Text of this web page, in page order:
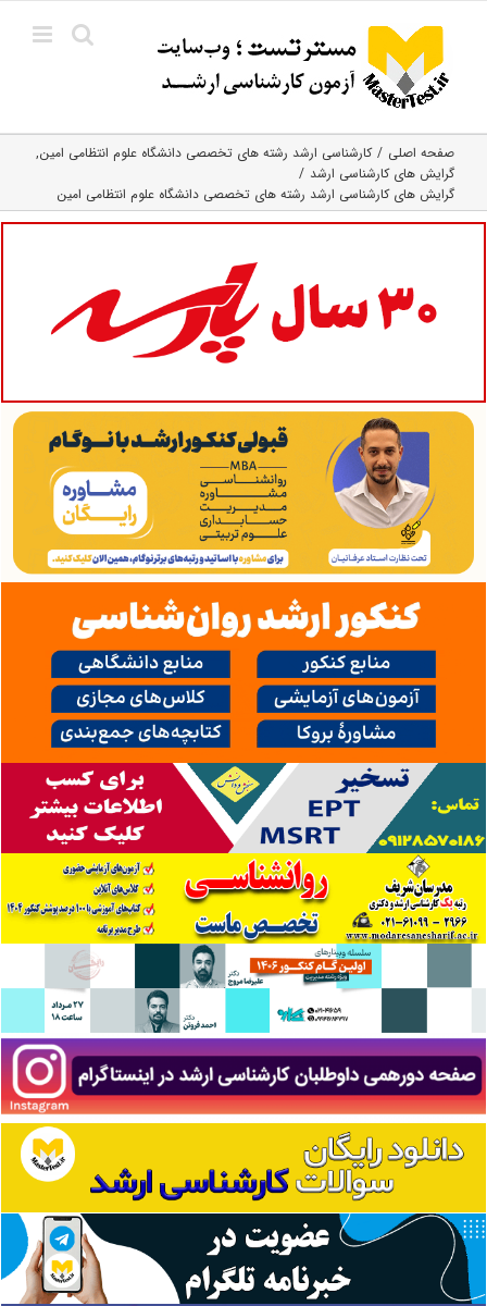
content
صفحه اصلی
کارشناسی ارشد رﺷﺘﻪ ﻫﺎی تخصصی داﻧﺸﮕﺎه ﻋﻠﻮم انتظامی اﻣﻴﻦ
گرایش های کارشناسی ارشد
گرایش های کارشناسی ارشد رشته های تخصصی دانشگاه علوم انتظامی امین